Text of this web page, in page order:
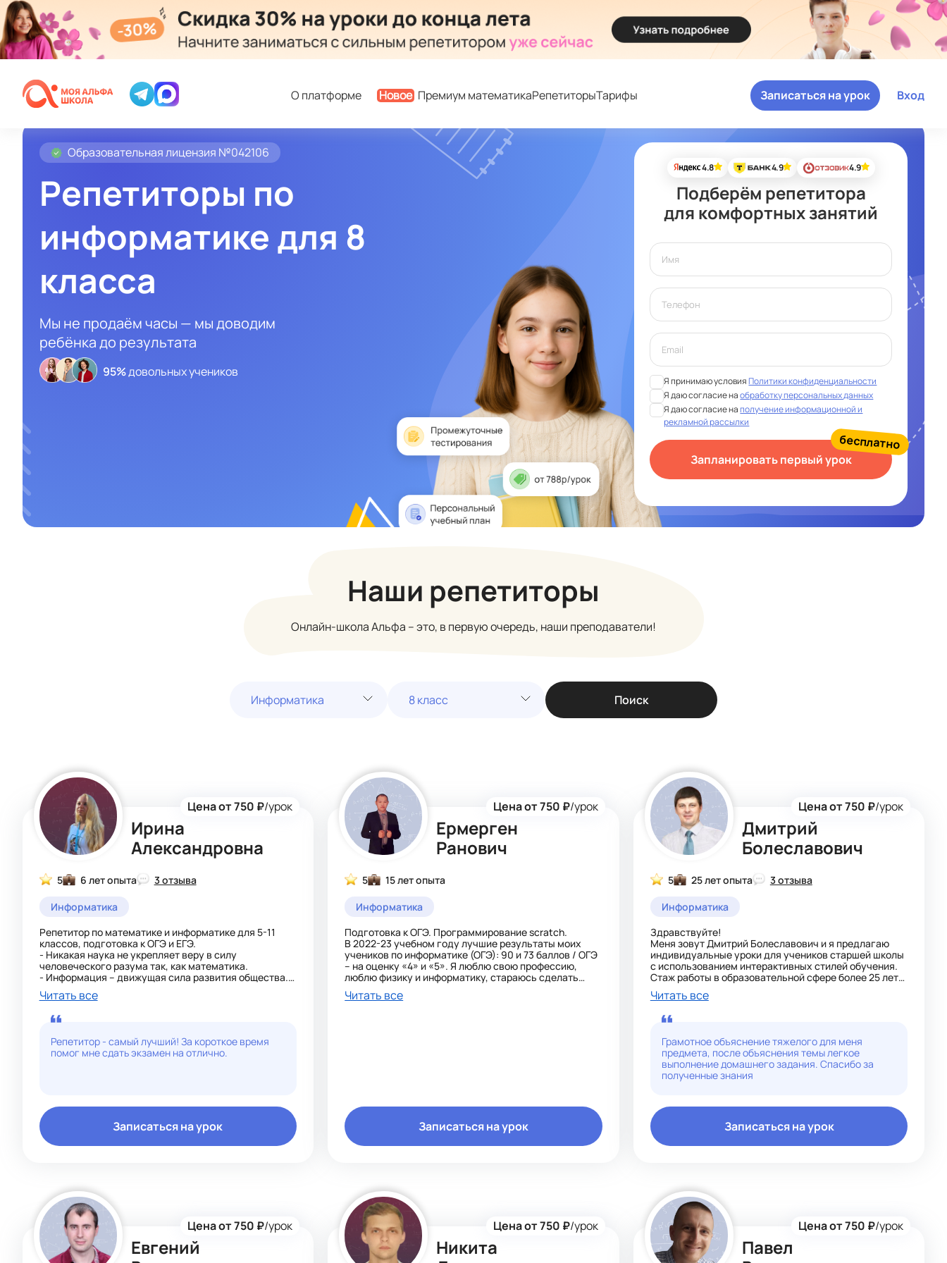
О платформе Новое Премиум математикаРепетиторыТарифы Вход
Записаться на урок
Образовательная лицензия №042106
Репетиторы по
информатике для 8
класса
Мы не продаём часы — мы доводим
ребёнка до результата
95%довольных учеников
4.8 4.9 4.9
Подберём репетитора
для комфортных занятий
Я принимаю условияПолитики конфиденциальности
Я даю согласие наобработку персональных данных
Я даю согласие наполучение информационной и
рекламной рассылки
Запланировать первый урок
бесплатно
Наши репетиторы
Онлайн-школа Альфа – это, в первую очередь, наши преподаватели!
Информатика 8 класс Поиск
Ирина
Александровна
Цена от 750 ₽/урок
5 6 лет опыта
3 отзыва
Информатика
Репетитор по математике и информатике для 5-11
классов, подготовка к ОГЭ и ЕГЭ.
- Никакая наука не укрепляет веру в силу
человеческого разума так, как математика.
- Информация – движущая сила развития общества.
Не владеть компьютером - быть безграмотным.
К каждому ученику подберу индивидуальный
познавательно.
Читать все
Репетитор - самый лучший! За короткое время
помог мне сдать экзамен на отлично.
Записаться на урок
Ермерген
Ранович
Цена от 750 ₽/урок
5
15 лет опыта
Информатика
Подготовка к ОГЭ. Программирование scratch.
В 2022-23 учебном году лучшие результаты моих
учеников по информатике (ОГЭ): 90 и 73 баллов / ОГЭ
– на оценку «4» и «5». Я люблю свою профессию,
люблю физику и информатику, стараюсь сделать
учебный материал доступным для учащихся. В
работе применяю различные формы уроков с
Читать все
Записаться на урок
Дмитрий
Болеславович
Цена от 750 ₽/урок
5 25 лет опыта
3 отзыва
Информатика
Здравствуйте!
Меня зовут Дмитрий Болеславович и я предлагаю
индивидуальные уроки для учеников старшей школы
с использованием интерактивных стилей обучения.
Стаж работы в образовательной сфере более 25 лет
позволяет мне эффективно поддерживать учеников в
освоении школьной программы.
для повышения интереса к предмету и поддержания
усвоению материала
Читать все
Грамотное объяснение тяжелого для меня
предмета, после объяснения темы легкое
выполнение домашнего задания. Спасибо за
полученные знания
Записаться на урок
Евгений
Цена от 750 ₽/урок
Никита
Цена от 750 ₽/урок
Павел
Цена от 750 ₽/урок